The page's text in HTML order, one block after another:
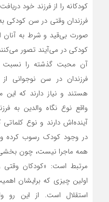
کودکانه را از فرزند خود
فرزندان وقتی در سن کودکی
صورت بی‌قید و شرط به آنان
کودکی در می‌آیند تصور
آن محبت گذشته را نسبت
فرزندان در سن نوجوانی
هستند و نیاز دارند که
واقع نوع نگاه والدین به
آینده‌اش دارند و نوع کلماتی
در وجود کودک رسوب کرده و
همه ماجرا نیست، چون
مرتبط است: «کودکان وقتی
اولین چیزی که برایشان
استقلال است. از این رو